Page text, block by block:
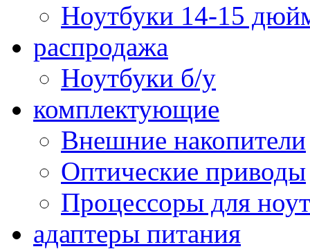
Ноутбуки 14-15
распродажа
Ноутбуки б/у
комплектующие
Внешние накопители
Оптические приводы
Процессоры для
адаптеры питания